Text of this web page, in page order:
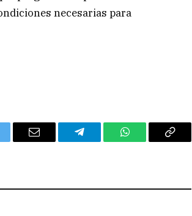
necesarias para
Email Telegram WhatsAppCopy